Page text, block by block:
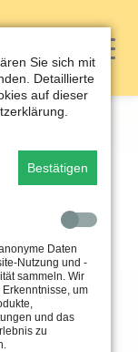
Sie sich mit
Detaillierte
auf dieser
Bestätigen
Daten
Nutzung und -
sammeln. Wir
um
und das
zu